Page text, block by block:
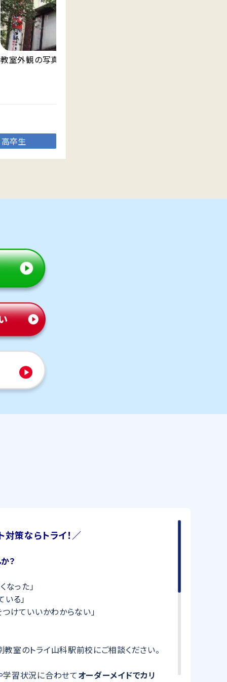
教室外観の写真です。
高卒生
策ならトライ！／
？
なった」
る」
けていいかわからない」
室のトライ山科駅前校にご相談ください。
習状況に合わせてオーダーメイドでカリ